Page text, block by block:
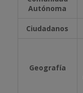
Autónoma
Ciudadanos
Geografía